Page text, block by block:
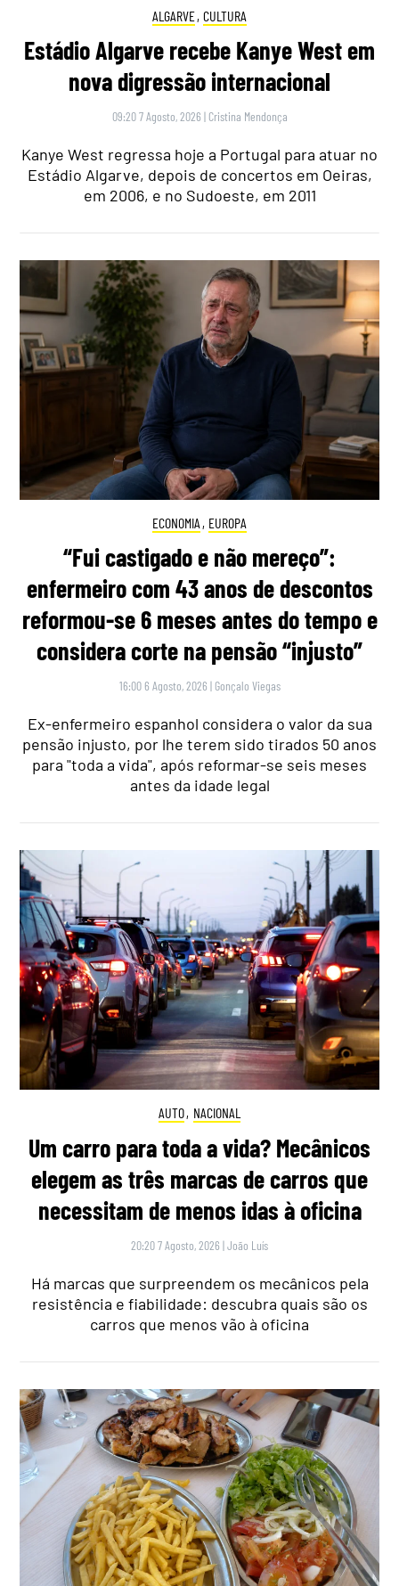
ALGARVE, CULTURA
Estádio Algarve recebe Kanye West em
nova digressão internacional
09:20 7 Agosto, 2026 | Cristina Mendonça
Kanye West regressa hoje a Portugal para atuar no
Estádio Algarve, depois de concertos em Oeiras,
em 2006, e no Sudoeste, em 2011
ECONOMIA , EUROPA
“Fui castigado e não mereço”:
enfermeiro com 43 anos de descontos
reformou-se 6 meses antes do tempo e
considera corte na pensão “injusto”
16:00 6 Agosto, 2026 | Gonçalo Viegas
Ex-enfermeiro espanhol considera o valor da sua
pensão injusto, por lhe terem sido tirados 50 anos
para "toda a vida", após reformar-se seis meses
antes da idade legal
AUTO, NACIONAL
Um carro para toda a vida? Mecânicos
elegem as três marcas de carros que
necessitam de menos idas à oficina
20:20 7 Agosto, 2026 |João Luís
Há marcas que surpreendem os mecânicos pela
resistência e fiabilidade: descubra quais são os
carros que menos vão à oficina